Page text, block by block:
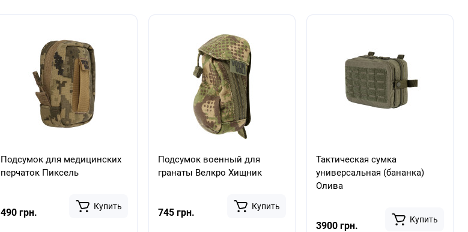
Подсумок для медицинских
перчаток Пиксель
490 грн.
Купить
Подсумок военный для
гранаты Велкро Хищник
745 грн.
Купить
Тактическая сумка
универсальная (бананка)
Олива
3900 грн.
Купить